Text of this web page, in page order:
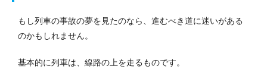
もし列車の事故の夢を見たのなら、進むべき道に迷いがある
のかもしれません。
基本的に列車は、線路の上を走るものです。